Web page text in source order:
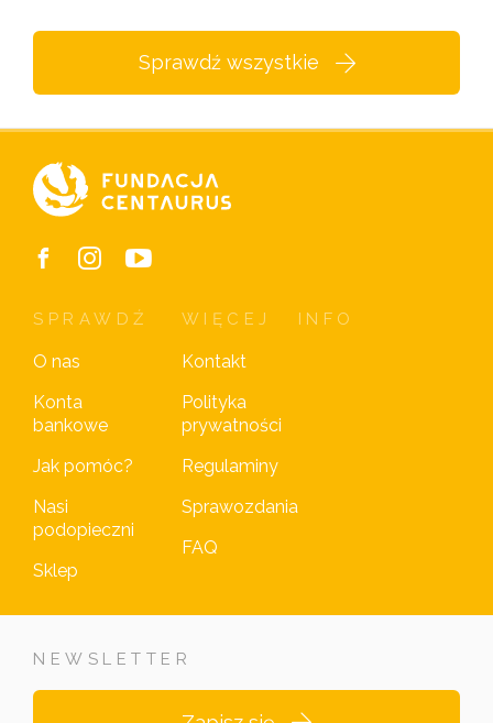
Sprawdź wszystkie
SPRAWDŹ
O nas
Konta
bankowe
Jak pomóc?
Nasi
podopieczni
Sklep
WIĘCEJ
Kontakt
Polityka
prywatności
Regulaminy
Sprawozdania
FAQ
INFO
NEWSLETTER